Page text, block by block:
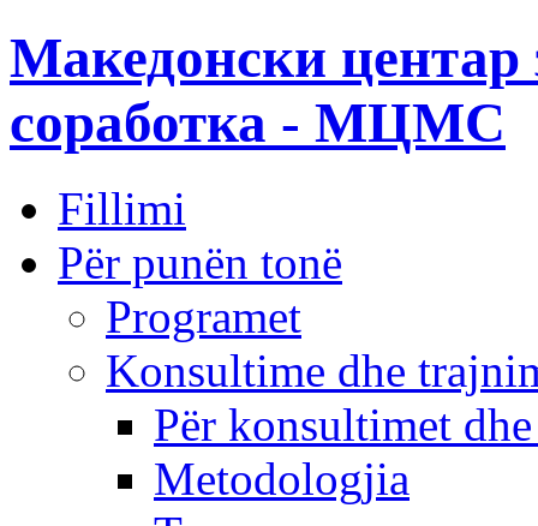
Македонски центар
соработка - МЦМС
Fillimi
Për punën tonë
Programet
Konsultime dhe
Për konsultimet
Metodologjia